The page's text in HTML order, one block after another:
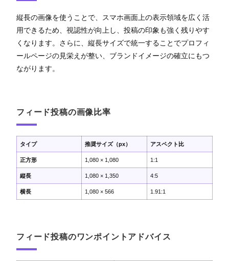
縦長の画像を使うことで、スマホ画面上の表示領域を広く活
用できるため、視認性が向上し、投稿の印象も強く残りやす
くなります。さらに、縦長サイズで統一することでプロフィ
ールページの見栄えが整い、ブランドイメージの確立にもつ
ながります。
フィード投稿の画像比率
タイプ 推奨サイズ（px） アスペクト比
正方形 1,080 × 1,080 1:1
縦長 1,080 × 1,350 4:5
横長 1,080 × 566 1.91:1
フィード投稿のワンポイントアドバイス